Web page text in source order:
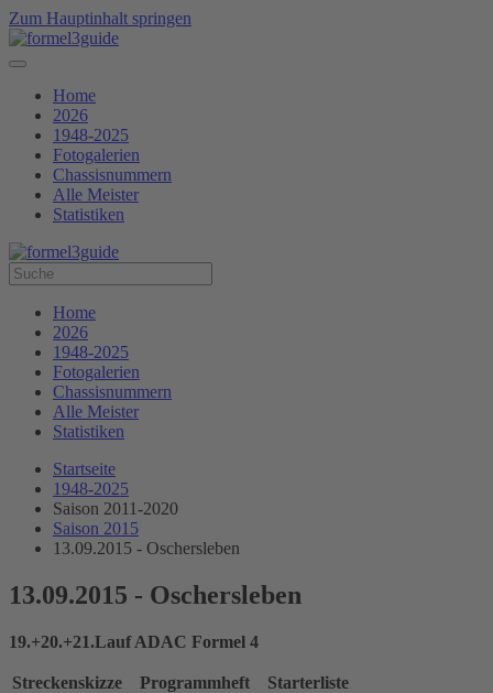
Zum Hauptinhalt springen
Home
2026
1948-2025
Fotogalerien
Chassisnummern
Alle Meister
Statistiken
Home
2026
1948-2025
Fotogalerien
Chassisnummern
Alle Meister
Statistiken
Startseite
1948-2025
Saison 2011-2020
Saison 2015
13.09.2015 - Oschersleben
13.09.2015 - Oschersleben
19.+20.+21.Lauf ADAC Formel 4
Streckenskizze Programmheft Starterliste